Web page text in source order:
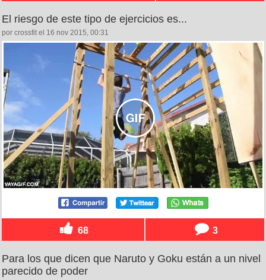
El riesgo de este tipo de ejercicios es...
por crossfit el 16 nov 2015, 00:31
68 3
Para los que dicen que Naruto y Goku están a un nivel
parecido de poder